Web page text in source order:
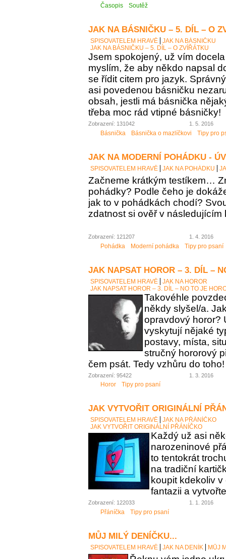
Časopis Soutěž
JAK NA BÁSNIČKU – 5. DÍL – O
SPISOVATELEM HRAVĚ
JAK NA BÁSNIČKU
JAK NA BÁSNIČKU – 5. DÍL – O ZVÍŘÁTKU
Jsem spokojený, už vím
myslím, že aby někdo napsal
se řídit citem pro jazyk.
asi povedenou básničku
obsah, jestli má básnička
třeba moc rád vtipné básničky!
Zobrazení: 131042 1. 5. 2016
Básnička Básnička o mazlíčkovi Tipy pro
JAK NA MODERNÍ POHÁDKU -
SPISOVATELEM HRAVĚ JAK NA POHÁDKU
Začneme krátkým testíkem…
pohádky? Podle čeho je
jak to v pohádkách chodí?
zdatnost si ověř v následujícím
Zobrazení: 121207 1. 4. 2016
Pohádka Moderní pohádka Tipy pro psaní
JAK NAPSAT HOROR – 3. DÍL –
SPISOVATELEM HRAVĚ
JAK NA HOROR
JAK NAPSAT HOROR – 3. DÍL – NO TO JE
Takovéhle
někdy slyšel/a.
opravdový horor?
vyskytují nějaké
postavy, místa,
stručný hororový
čem psát. Tedy vzhůru do toho!
Zobrazení: 95422 1. 3. 2016
Horor Tipy pro psaní
JAK VYTVOŘIT ORIGINÁLNÍ
SPISOVATELEM HRAVĚ
JAK NA PŘÁNÍČKO
JAK VYTVOŘIT ORIGINÁLNÍ PŘÁNÍČKO
Každý už asi
narozeninové
to tentokrát
na tradiční
koupit kdekoliv
fantazii a
Zobrazení: 122033 1. 1. 2016
Přáníčka Tipy pro psaní
MŮJ MILÝ DENÍČKU...
SPISOVATELEM HRAVĚ JAK NA DENÍK MŮJ